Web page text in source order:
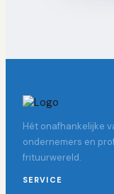
Hét onafhankelijke
ondernemers en
frituurwereld.
SERVICE